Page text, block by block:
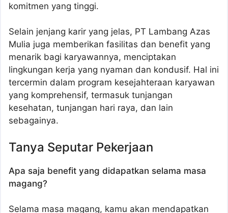
komitmen yang tinggi.
Selain jenjang karir yang jelas, PT Lambang Azas
Mulia juga memberikan fasilitas dan benefit yang
menarik bagi karyawannya, menciptakan
lingkungan kerja yang nyaman dan kondusif. Hal ini
tercermin dalam program kesejahteraan karyawan
yang komprehensif, termasuk tunjangan
kesehatan, tunjangan hari raya, dan lain
sebagainya.
Tanya Seputar Pekerjaan
Apa saja benefit yang didapatkan selama masa
magang?
Selama masa magang, kamu akan mendapatkan